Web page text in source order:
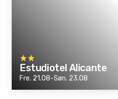
Estudiotel Alicante
Fre. 21.08-Søn. 23.08